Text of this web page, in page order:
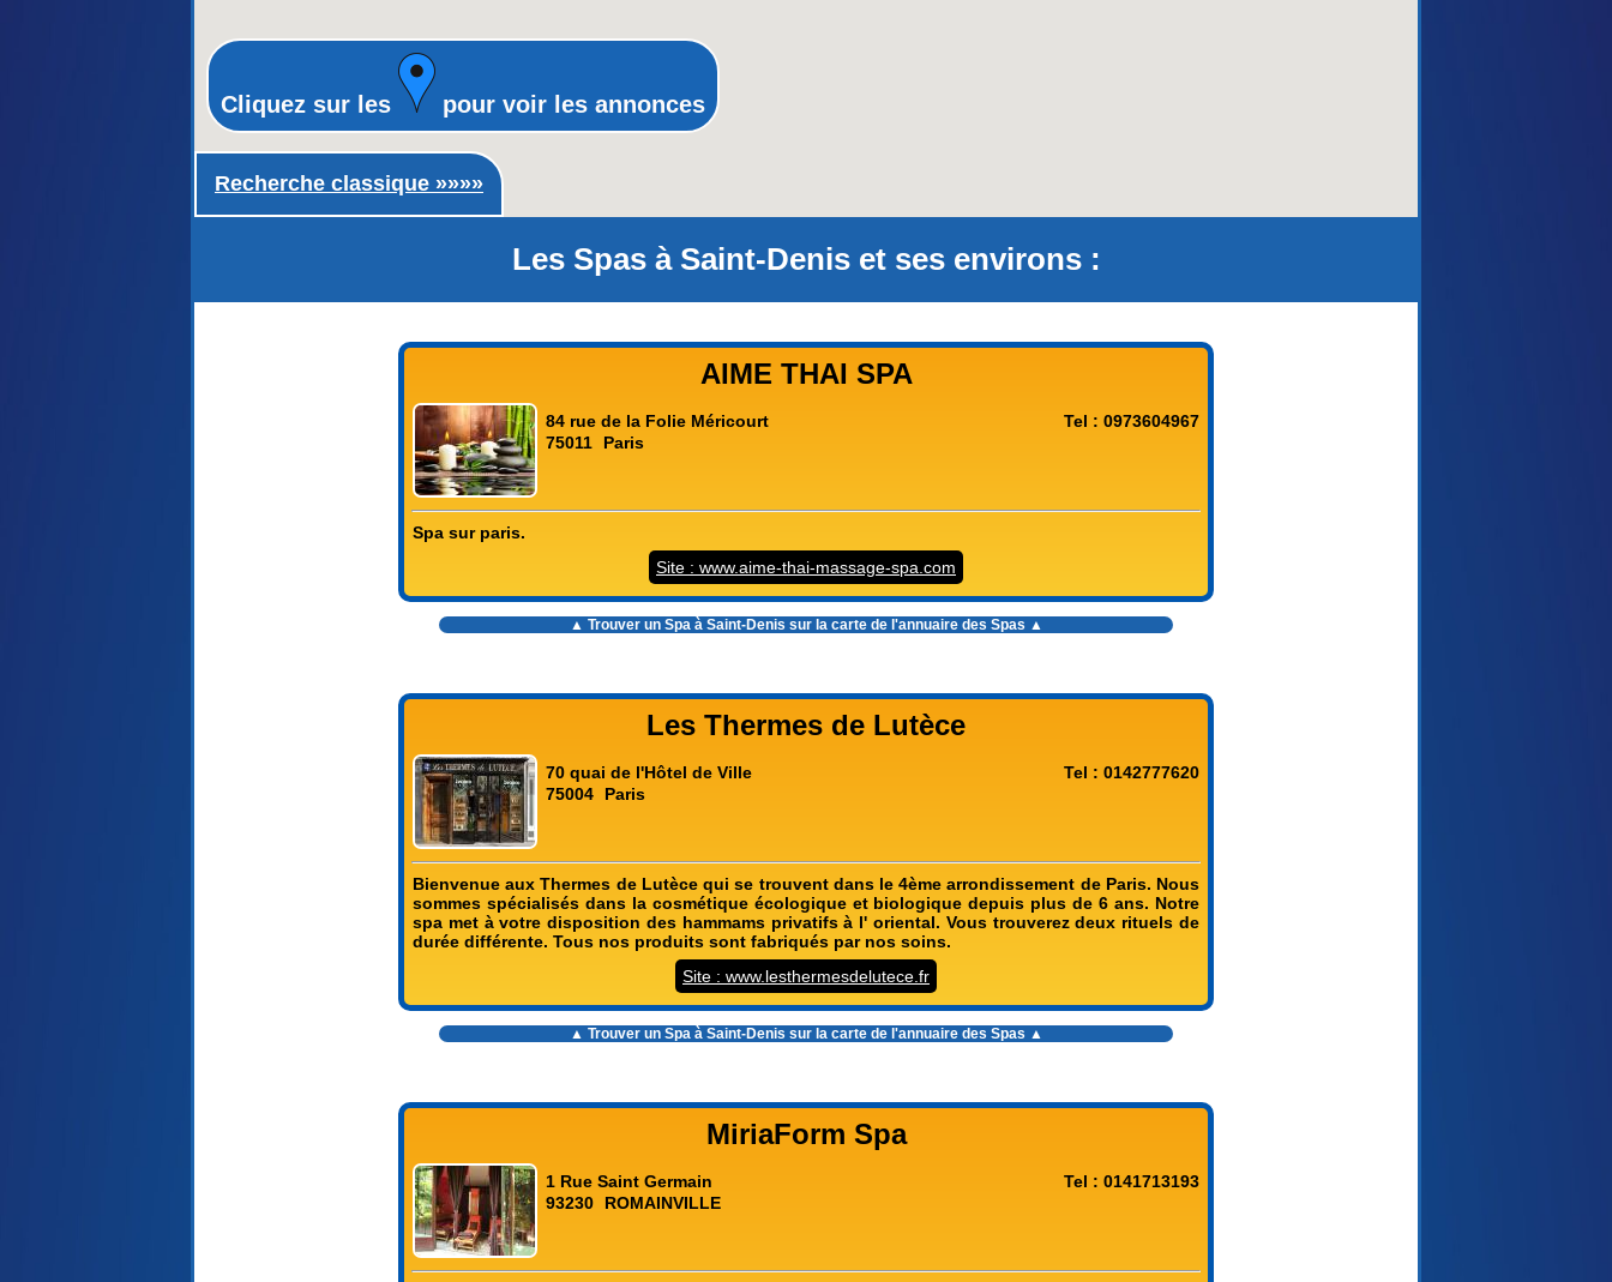
Recherche classique ►
Recherche classique »»»»
Cliquez sur les pour voir les annonces
Les Spas à Saint-Denis et ses environs :
AIME THAI SPA
84 rue de la Folie Méricourt
75011
Paris
Tel : 0973604967
Spa sur paris.
Site : www.aime-thai-massage-spa.com
▲ Trouver un Spa à Saint-Denis sur la carte de l'annuaire des Spas ▲
Les Thermes de Lutèce
70 quai de l'Hôtel de Ville
75004
Paris
Tel : 0142777620
Bienvenue aux Thermes de Lutèce qui se trouvent dans le 4ème arrondissement de Paris. Nous
sommes spécialisés dans la cosmétique écologique et biologique depuis plus de 6 ans. Notre
spa met à votre disposition des hammams privatifs à l' oriental. Vous trouverez deux rituels de
durée différente. Tous nos produits sont fabriqués par nos soins.
Site : www.lesthermesdelutece.fr
▲ Trouver un Spa à Saint-Denis sur la carte de l'annuaire des Spas ▲
MiriaForm Spa
1 Rue Saint Germain
93230
ROMAINVILLE
Tel : 0141713193